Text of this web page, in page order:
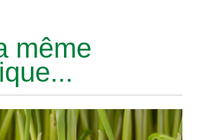
même